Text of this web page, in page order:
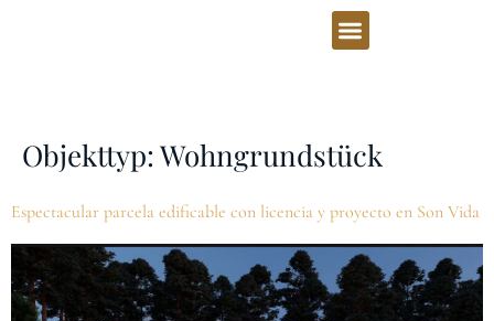
Objekttyp: Wohngrundstück
Espectacular parcela edificable con licencia y proyecto en Son Vida